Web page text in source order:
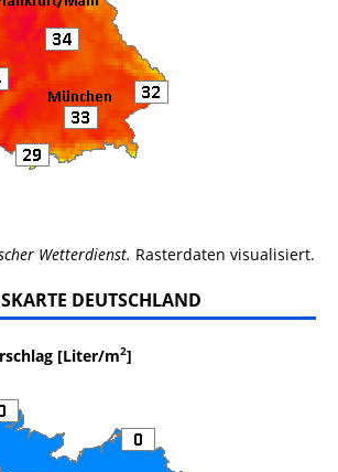
Wetterdienst. Rasterdaten visualisiert.
DEUTSCHLAND
[Liter/m2]